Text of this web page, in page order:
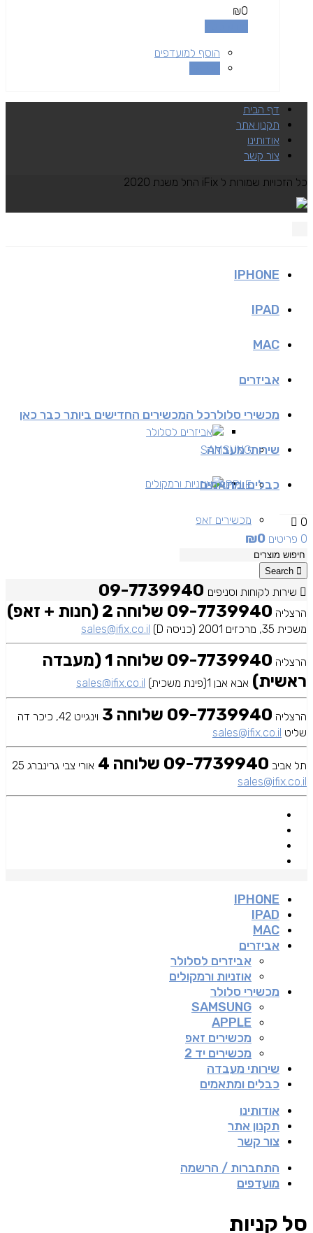
₪0
הוסף למועדפים
דף הבית
תקנון אתר
אודותינו
צור קשר
כל הזכויות שמורות ל iFix החל משנת 2020
IPHONE
IPAD
MAC
אביזרים
אביזרים לסלולר
אוזניות ורמקולים
מכשירי סלולרכל המכשירים החדישים ביותר כבר כאן
SAMSUNG
APPLE
מכשירים זאפ
שירותי מעבדה
כבלים ומתאמים
0
0 פריטים
₪0
Search
שירות לקוחות וסניפים
הרצליה 09-7739940 שלוחה 2 (חנות + זאפ)
משכית 35, מרכזים 2001 (כניסה D) sales@ifix.co.il
הרצליה
09-7739940 שלוחה 1 (מעבדה
ראשית) אבא אבן 1(פינת משכית) sales@ifix.co.il
הרצליה 09-7739940 שלוחה 3
וינגייט 42, כיכר דה
שליט sales@ifix.co.il
תל אביב 09-7739940 שלוחה 4
אורי צבי גרינברג 25
sales@ifix.co.il
IPHONE
IPAD
MAC
אביזרים
אביזרים לסלולר
אוזניות ורמקולים
מכשירי סלולר
SAMSUNG
APPLE
מכשירים זאפ
מכשירים יד 2
שירותי מעבדה
כבלים ומתאמים
אודותינו
תקנון אתר
צור קשר
התחברות / הרשמה
מועדפים
סל קניות